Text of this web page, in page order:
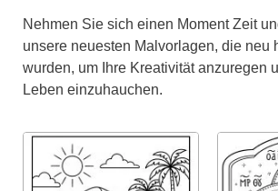
Nehmen Sie sich einen Moment Zeit
unsere neuesten Malvorlagen, die neu
wurden, um Ihre Kreativität anzuregen
Leben einzuhauchen.